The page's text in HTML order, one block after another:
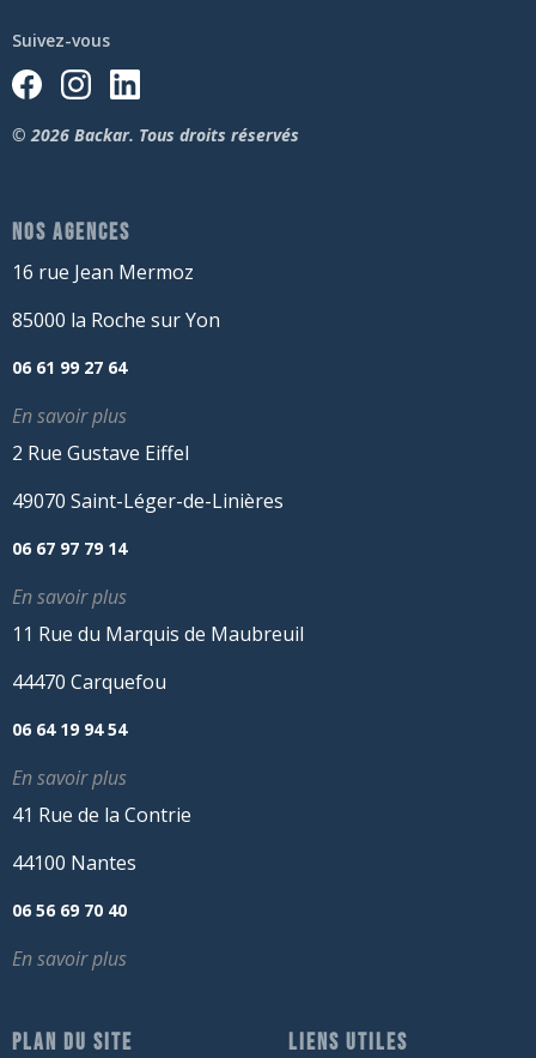
Suivez-vous
© 2026 Backar. Tous droits réservés
NOS AGENCES
16 rue Jean Mermoz
85000 la Roche sur Yon
06 61 99 27 64
En savoir plus
2 Rue Gustave Eiffel
49070 Saint-Léger-de-Linières
06 67 97 79 14
En savoir plus
11 Rue du Marquis de Maubreuil
44470 Carquefou
06 64 19 94 54
En savoir plus
41 Rue de la Contrie
44100 Nantes
06 56 69 70 40
En savoir plus
PLAN DU SITE LIENS UTILES